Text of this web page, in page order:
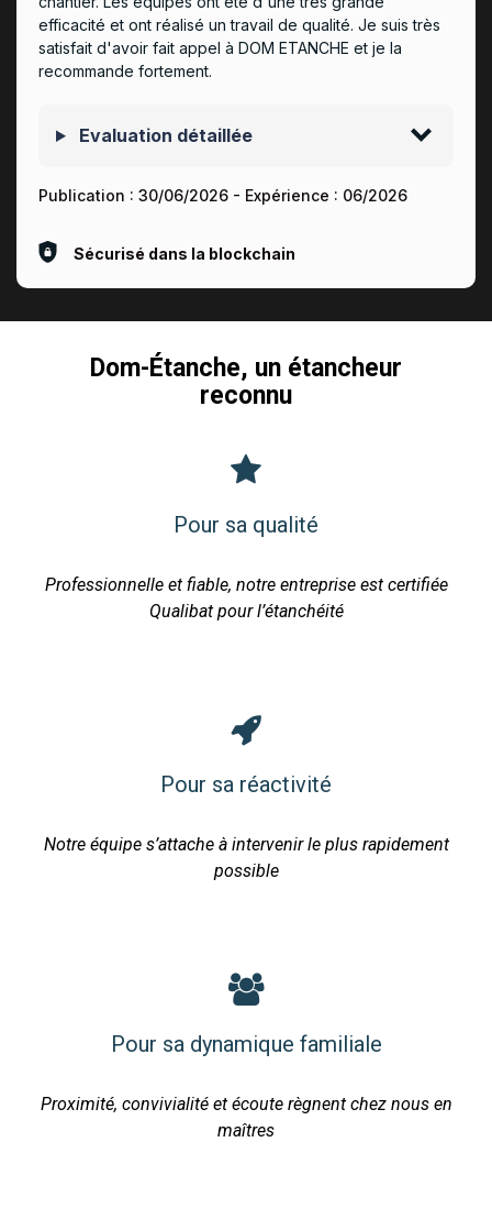
efficacité et ont réalisé un travail de qualité. Je suis très
satisfait d'avoir fait appel à DOM ETANCHE et je la
recommande fortement.
Evaluation détaillée
Publication : 30/06/2026 - Expérience : 06/2026
Sécurisé dans la blockchain
Dom-Étanche, un étancheur
reconnu
Pour sa qualité
Professionnelle et fiable, notre entreprise est certifiée
Qualibat pour l’étanchéité
Pour sa réactivité
Notre équipe s’attache à intervenir le plus rapidement
possible
Pour sa dynamique familiale
Proximité, convivialité et écoute règnent chez nous en
maîtres